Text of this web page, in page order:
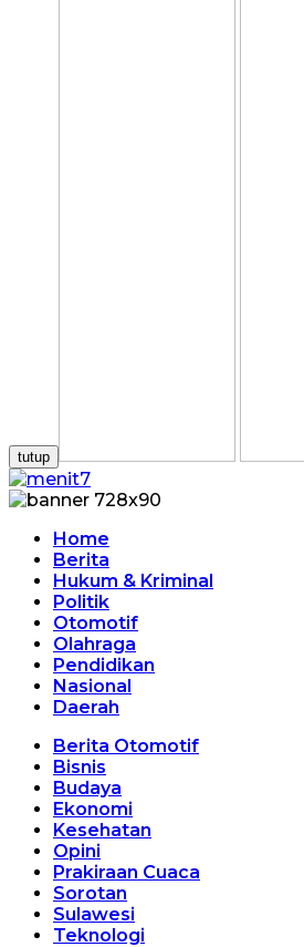
tutup
Home
Berita
Hukum & Kriminal
Politik
Otomotif
Olahraga
Pendidikan
Nasional
Daerah
Berita Otomotif
Bisnis
Budaya
Ekonomi
Kesehatan
Opini
Prakiraan Cuaca
Sorotan
Sulawesi
Teknologi